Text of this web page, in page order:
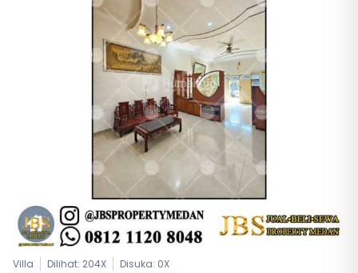
Villa Dilihat: 204X Disuka: 0X